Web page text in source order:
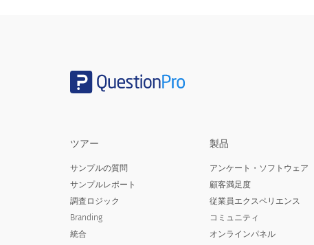
Japanese (日本語) translation missing for :
Japanese (日本語) translation missing for : Customer service
ツアー
サンプルの質問
サンプルレポート
調査ロジック
Branding
統合
製品
アンケート・ソフトウェア
顧客満足度
従業員エクスペリエンス
コミュニティ
オンラインパネル